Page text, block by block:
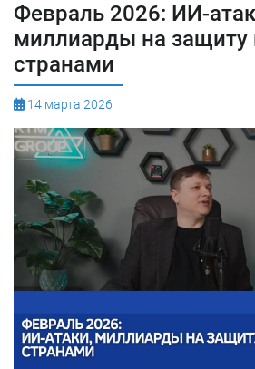
Февраль 2026: ИИ-
миллиарды на защиту
странами
14 марта 2026